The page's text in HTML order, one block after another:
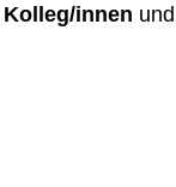
Kolleg/innen